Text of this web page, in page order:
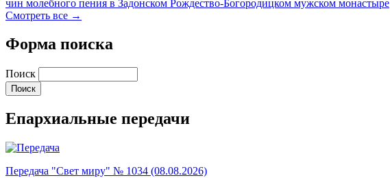
чин молебного пения в Задонском Рождество-Богородицком мужском монастыре
Смотреть все →
Форма поиска
Поиск
Епархиальные передачи
Передача "Свет миру" № 1034 (08.08.2026)